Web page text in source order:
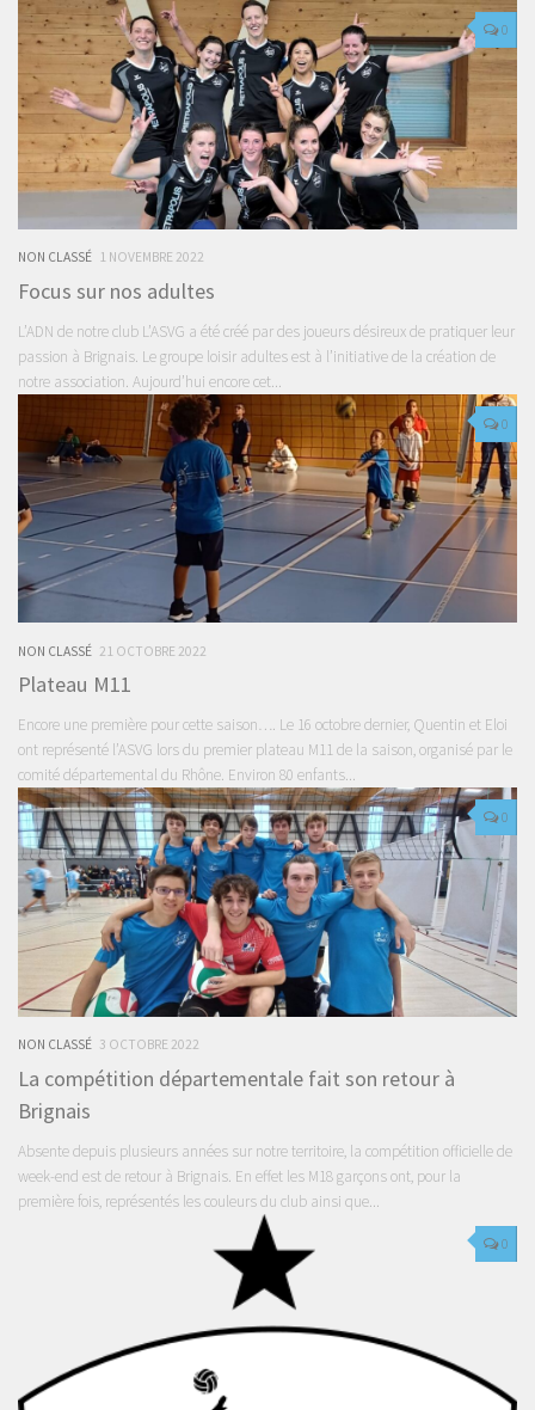
0
NON CLASSÉ 1 NOVEMBRE 2022
Focus sur nos adultes
L’ADN de notre club L’ASVG a été créé par des joueurs désireux de pratiquer leur
passion à Brignais. Le groupe loisir adultes est à l’initiative de la création de
notre association. Aujourd’hui encore cet...
0
NON CLASSÉ 21 OCTOBRE 2022
Plateau M11
Encore une première pour cette saison…. Le 16 octobre dernier, Quentin et Eloi
ont représenté l’ASVG lors du premier plateau M11 de la saison, organisé par le
comité départemental du Rhône. Environ 80 enfants...
0
NON CLASSÉ 3 OCTOBRE 2022
La compétition départementale fait son retour à
Brignais
Absente depuis plusieurs années sur notre territoire, la compétition officielle de
week-end est de retour à Brignais. En effet les M18 garçons ont, pour la
première fois, représentés les couleurs du club ainsi que...
0